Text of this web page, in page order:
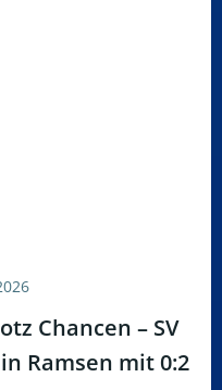
Chancen – SV
Ramsen mit 0:2